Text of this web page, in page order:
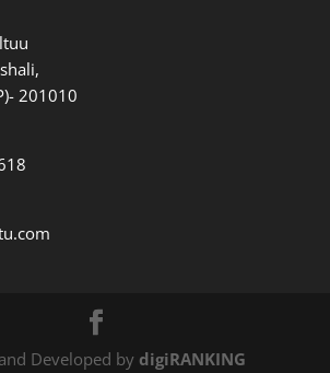
201010
Developed by digiRANKING